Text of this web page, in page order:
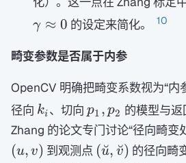
γ ≈ 0 的设定来简化。 10
畸变参数是否属于内参
OpenCV 明确把畸变系数视为“内
径向 k_i
ki 、切向 p_1,p_2
p1 , p2 的模型与返
Zhang 的论文专门讨论“径向畸变
(u, v) 到观测点 (u
˘, v
˘) 的径向畸